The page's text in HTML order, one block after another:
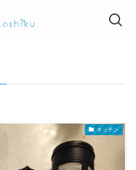
キッチン